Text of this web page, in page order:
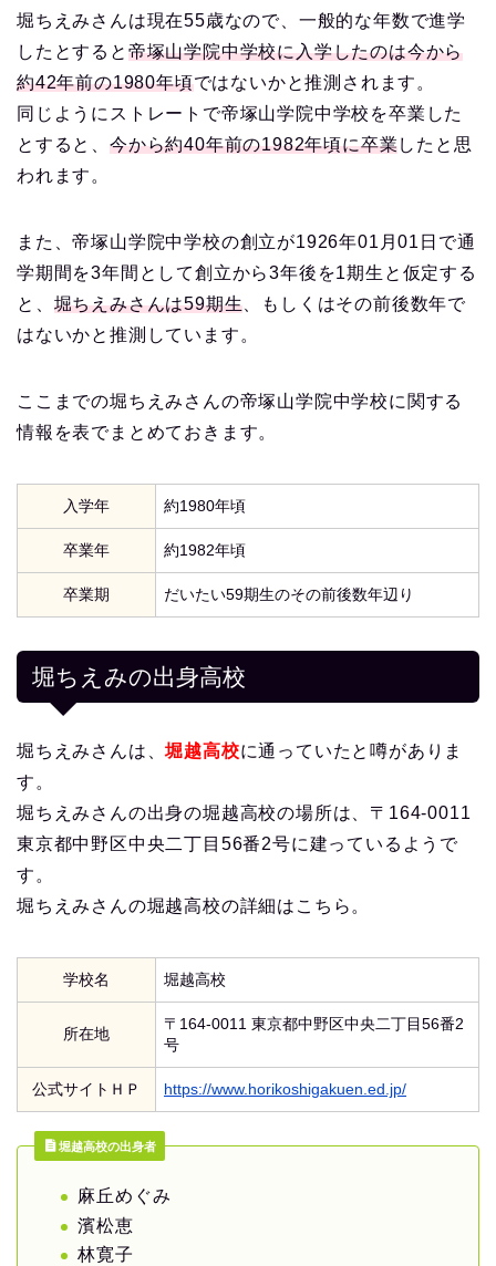
堀ちえみさんは現在55歳なので、一般的な年数で進学
したとすると 帝塚山学院中学校に入学したのは今から
約42年前の1980年頃ではないかと推測されます。
同じようにストレートで帝塚山学院中学校を卒業した
とすると、 今から約40年前の1982年頃に卒業したと思
われます。
また、帝塚山学院中学校の創立が1926年01月01日で通
学期間を3年間として創立から3年後を1期生と仮定する
と、 堀ちえみさんは59期生 、もしくはその前後数年で
はないかと推測しています。
ここまでの堀ちえみさんの帝塚山学院中学校に関する
情報を表でまとめておきます。
入学年 約1980年頃
卒業年 約1982年頃
卒業期 だいたい59期生のその前後数年辺り
堀ちえみの出身高校
堀ちえみさんは、堀越高校に通っていたと噂がありま
す。
堀ちえみさんの出身の堀越高校の場所は、〒164-0011
東京都中野区中央二丁目56番2号に建っているようで
す。
堀ちえみさんの堀越高校の詳細はこちら。
学校名 堀越高校
所在地
〒164-0011 東京都中野区中央二丁目56番2
号
公式サイトＨＰ https://www.horikoshigakuen.ed.jp/
堀越高校の出身者
麻丘めぐみ
濱松恵
林寛子